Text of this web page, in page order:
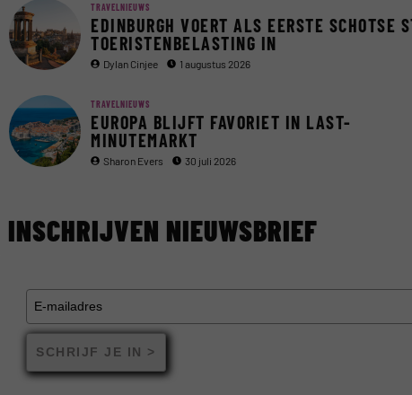
TRAVELNIEUWS
EDINBURGH VOERT ALS EERSTE SCHOTSE
TOERISTENBELASTING IN
Dylan Cinjee 1 augustus 2026
TRAVELNIEUWS
EUROPA BLIJFT FAVORIET IN LAST-
MINUTEMARKT
Sharon Evers 30 juli 2026
INSCHRIJVEN NIEUWSBRIEF
SCHRIJF JE IN >